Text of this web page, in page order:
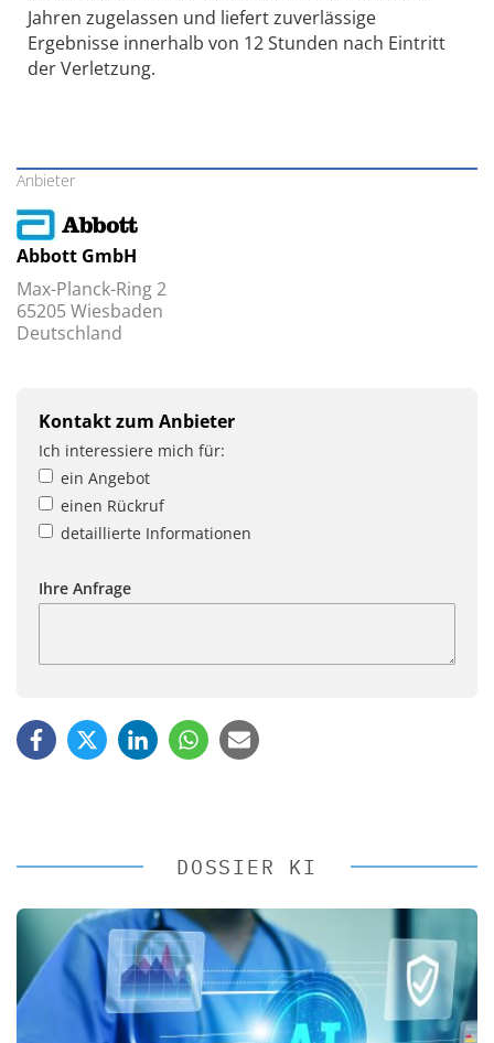
Jahren zugelassen und liefert zuverlässige
Ergebnisse innerhalb von 12 Stunden nach Eintritt
der Verletzung.
Anbieter
Abbott GmbH
Max-Planck-Ring 2
65205 Wiesbaden
Deutschland
Kontakt zum Anbieter
Ich interessiere mich für:
ein Angebot
einen Rückruf
detaillierte Informationen
Ihre Anfrage
DOSSIER KI